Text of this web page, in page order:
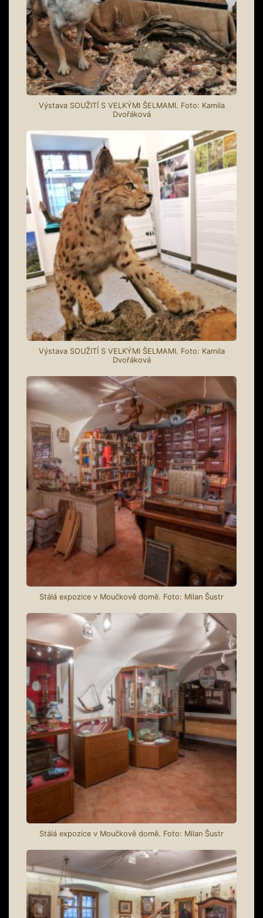
Výstava SOUŽITÍ S VELKÝMI ŠELMAMI. Foto: Kamila
Dvořáková
Výstava SOUŽITÍ S VELKÝMI ŠELMAMI. Foto: Kamila
Dvořáková
Stálá expozice v Moučkově domě. Foto: Milan Šustr
Stálá expozice v Moučkově domě. Foto: Milan Šustr